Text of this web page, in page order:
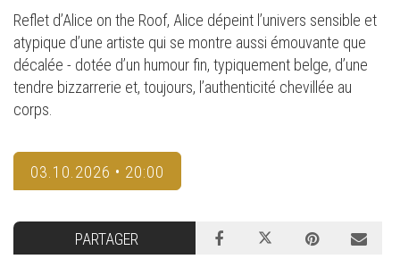
Reflet d’Alice on the Roof, Alice dépeint l’univers sensible et
atypique d’une artiste qui se montre aussi émouvante que
décalée - dotée d’un humour fin, typiquement belge, d’une
tendre bizzarrerie et, toujours, l’authenticité chevillée au
corps.
03.10.2026 • 20:00
PARTAGER